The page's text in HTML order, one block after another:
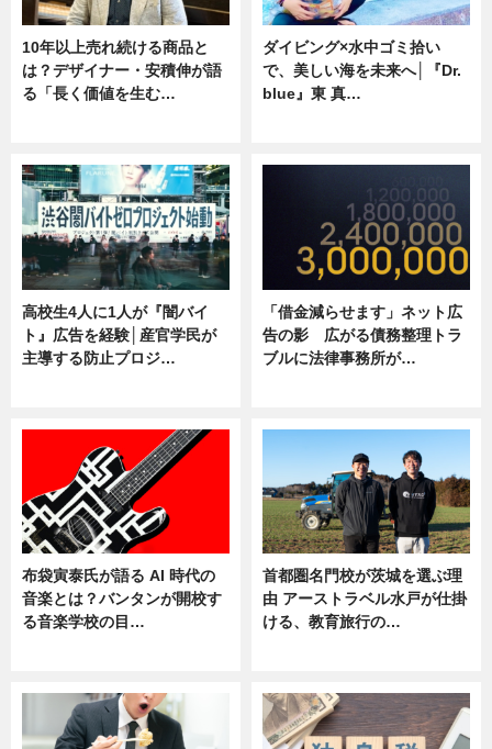
10年以上売れ続ける商品と
は？デザイナー・安積伸が語
る「長く価値を生む…
ダイビング×水中ゴミ拾い
で、美しい海を未来へ│『Dr.
blue』東 真…
高校生4人に1人が『闇バイ
ト』広告を経験│産官学民が
主導する防止プロジ…
「借金減らせます」ネット広
告の影 広がる債務整理トラ
ブルに法律事務所が…
布袋寅泰氏が語る AI 時代の
音楽とは？バンタンが開校す
る音楽学校の目…
首都圏名門校が茨城を選ぶ理
由 アーストラベル水戸が仕掛
ける、教育旅行の…